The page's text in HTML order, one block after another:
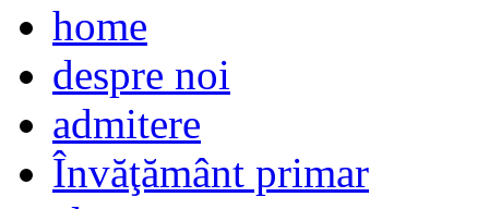
home
despre noi
admitere
Învăţământ primar